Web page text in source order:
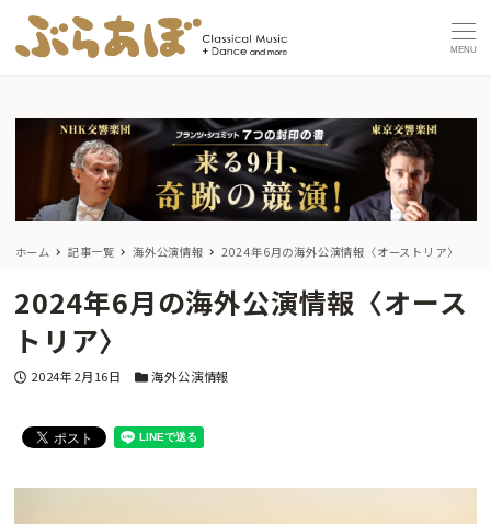
MENU
ホーム 記事一覧 海外公演情報 2024年6月の海外公演情報〈オーストリア〉
2024年6月の海外公演情報〈オース
トリア〉
投稿日
2024年2月16日 カテゴリー
海外公演情報